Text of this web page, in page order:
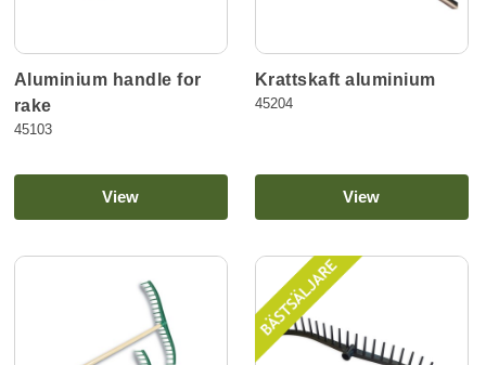
Aluminium handle for
rake
45103
View
Krattskaft aluminium
45204
View